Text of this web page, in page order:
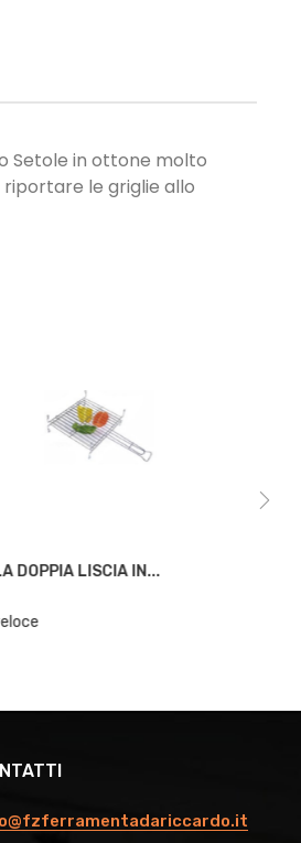
Setole in ottone molto
le griglie allo
DOPPIA LISCIA IN...